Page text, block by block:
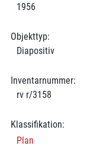
1956
Objekttyp:
Diapositiv
Inventarnummer:
rv r/3158
Klassifikation:
Plan